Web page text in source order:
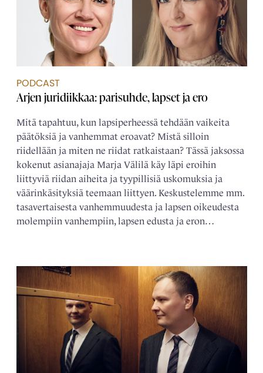
PODCAST
Arjen juridiikkaa: parisuhde, lapset ja ero
Mitä tapahtuu, kun lapsiperheessä tehdään vaikeita
päätöksiä ja vanhemmat eroavat? Mistä silloin
riidellään ja miten ne riidat ratkaistaan? Tässä jaksossa
kokenut asianajaja Marja Välilä käy läpi eroihin
liittyviä riidan aiheita ja tyypillisiä uskomuksia ja
väärinkäsityksiä teemaan liittyen. Keskustelemme mm.
tasavertaisesta vanhemmuudesta ja lapsen oikeudesta
molempiin vanhempiin, lapsen edusta ja eron…